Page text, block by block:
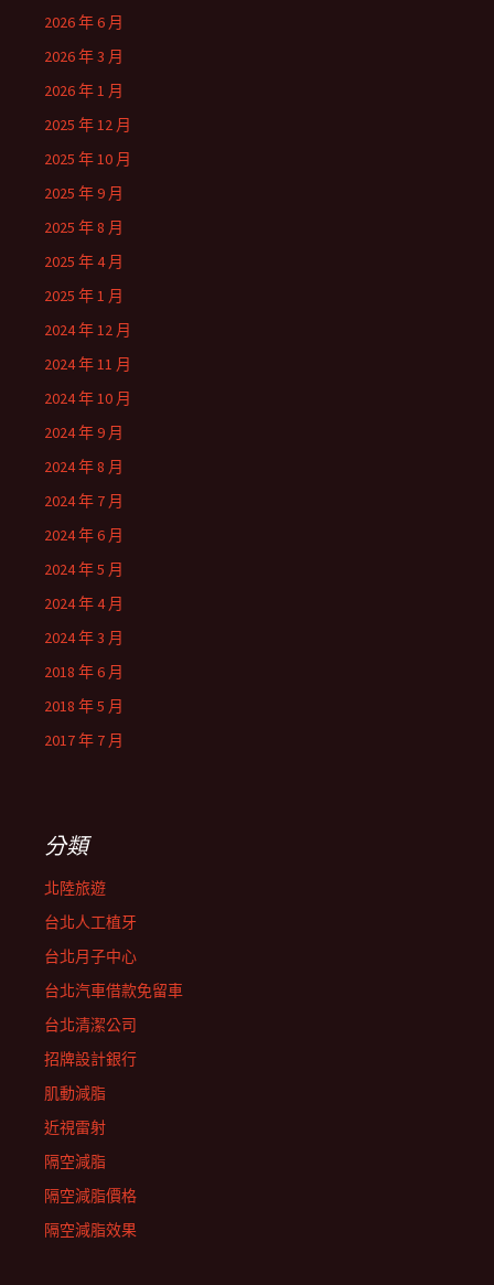
2026 年 6 月
2026 年 3 月
2026 年 1 月
2025 年 12 月
2025 年 10 月
2025 年 9 月
2025 年 8 月
2025 年 4 月
2025 年 1 月
2024 年 12 月
2024 年 11 月
2024 年 10 月
2024 年 9 月
2024 年 8 月
2024 年 7 月
2024 年 6 月
2024 年 5 月
2024 年 4 月
2024 年 3 月
2018 年 6 月
2018 年 5 月
2017 年 7 月
分類
北陸旅遊
台北人工植牙
台北月子中心
台北汽車借款免留車
台北清潔公司
招牌設計銀行
肌動減脂
近視雷射
隔空減脂
隔空減脂價格
隔空減脂效果